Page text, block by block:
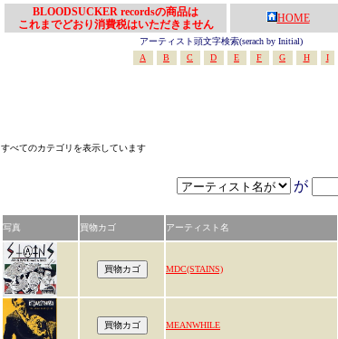
BLOODSUCKER recordsの商品は
これまでどおり消費税はいただきません
HOME
アーティスト頭文字検索(serach by Initial)
A
B C D E F G H I
すべてのカテゴリを表示しています
が
写真 買物カゴ アーティスト名
MDC(STAINS)
MEANWHILE